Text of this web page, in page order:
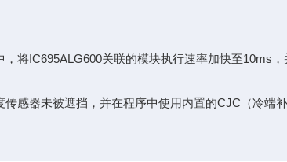
IC695ALG600关联的模块执行速率加快至10ms，
器未被遮挡，并在程序中使用内置的CJC（冷端补